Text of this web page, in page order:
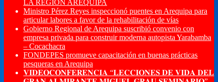
LA REGIÓN AREQUIPA
Ministro Pérez Reyes inspeccionó puentes en Arequipa para
articular labores a favor de la rehabilitación de vías
Gobierno Regional de Arequipa suscribió convenio con
empresa privada para construir moderna autopista Yarabamba
– Cocachacra
FONDEPES promueve capacitación en buenas prácticas
pesqueras en Arequipa
𝐕𝐈𝐃𝐄𝐎𝐂𝐎𝐍𝐅𝐄𝐑𝐄𝐍𝐂𝐈𝐀 “𝐋𝐄𝐂𝐂𝐈𝐎𝐍𝐄𝐒 𝐃𝐄 𝐕𝐈𝐃𝐀 𝐃𝐄𝐋